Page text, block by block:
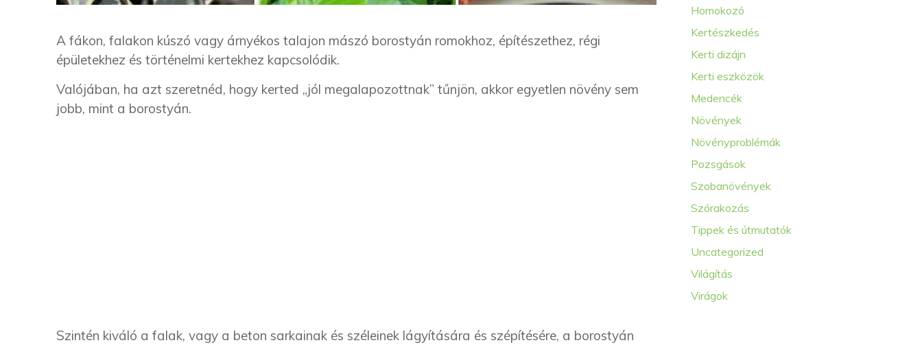
A fákon, falakon kúszó vagy árnyékos talajon mászó borostyán romokhoz, építészethez, régi
épületekhez és történelmi kertekhez kapcsolódik.
Valójában, ha azt szeretnéd, hogy kerted „jól megalapozottnak” tűnjön, akkor egyetlen növény sem
jobb, mint a borostyán.
Szintén kiváló a falak, vagy a beton sarkainak és széleinek lágyítására és szépítésére, a borostyán
Homokozó
Kertészkedés
Kerti dizájn
Kerti eszközök
Medencék
Növények
Növényproblémák
Pozsgások
Szobanövények
Szórakozás
Tippek és útmutatók
Uncategorized
Világítás
Virágok